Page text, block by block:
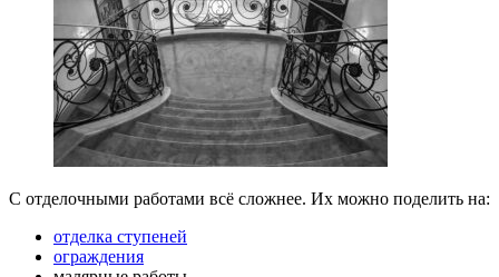
С отделочными работами всё сложнее. Их можно поделить на:
отделка ступеней
ограждения